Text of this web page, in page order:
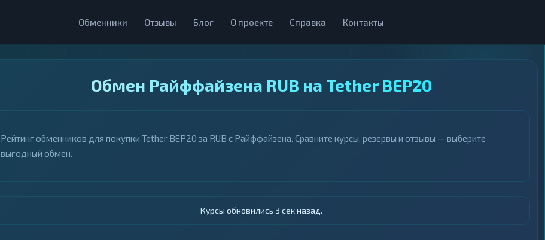
Обменники Отзывы Блог О проекте Справка Контакты
Обмен Райффайзена RUB на Tether BEP20
Рейтинг обменников для покупки Tether BEP20 за RUB с Райффайзена. Сравните курсы, резервы и отзывы — выберите
выгодный обмен.
Курсы обновились 4 сек назад.